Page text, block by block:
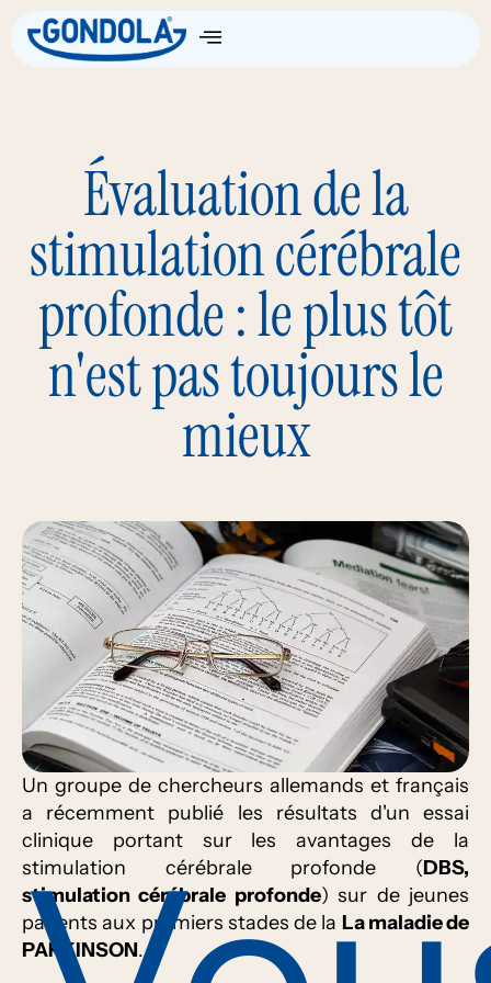
Évaluation de la
stimulation cérébrale
profonde : le plus tôt
n'est pas toujours le
mieux
Un groupe de chercheurs allemands et français
a récemment publié les résultats d'un essai
clinique portant sur les avantages de la
stimulation cérébrale profonde (DBS,
stimulation cérébrale profonde) sur de jeunes
patients aux premiers stades de la La maladie de
PARKINSON.